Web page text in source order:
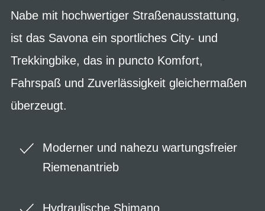
Nabe mit hochwertiger Straßenausstattung,
ist das Savona ein sportliches City- und
Trekkingbike, das in puncto Komfort,
Fahrspaß und Zuverlässigkeit gleichermaßen
überzeugt.
Moderner und nahezu wartungsfreier
Riemenantrieb
Hydraulische Shimano